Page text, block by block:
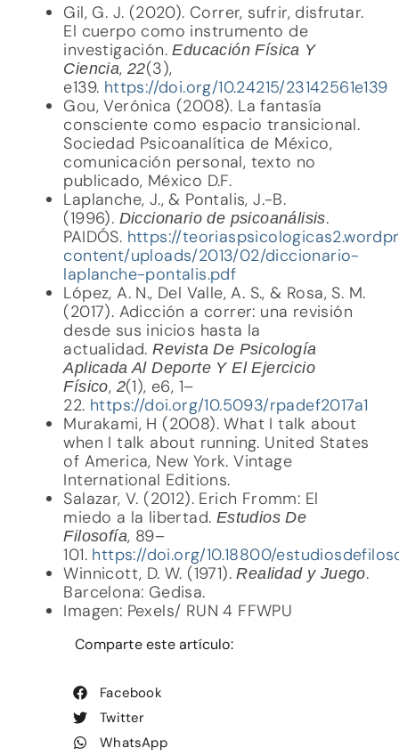
Gil, G. J. (2020). Correr, sufrir, disfrutar.
El cuerpo como instrumento de
investigación.Educación Física Y
Ciencia, 22(3),
e139. https://doi.org/10.24215/23142561e139
Gou, Verónica (2008). La fantasía
consciente como espacio transicional.
Sociedad Psicoanalítica de México,
comunicación personal, texto no
publicado, México D.F.
Laplanche, J., & Pontalis, J.-B.
(1996). Diccionario de psicoanálisis.
PAIDÓS. https://
content/uploads/2013/02/diccionario-
laplanche-pontalis.pdf
López, A. N., Del Valle, A. S., & Rosa, S. M.
(2017). Adicción a correr: una revisión
desde sus inicios hasta la
actualidad.Revista De Psicología
Aplicada Al Deporte Y El Ejercicio
Físico, 2(1), e6, 1–
22. https://doi.org/10.5093/rpadef2017a1
Murakami, H (2008). What I talk about
when I talk about running. United States
of America, New York. Vintage
International Editions.
Salazar, V. (2012). Erich Fromm: El
miedo a la libertad. Estudios De
Filosofía, 89–
101. https://doi.org/10.18800/
Winnicott, D. W. (1971).Realidad y Juego.
Barcelona: Gedisa.
Imagen: Pexels/ RUN 4 FFWPU
Comparte este artículo:
Facebook
Twitter
WhatsApp